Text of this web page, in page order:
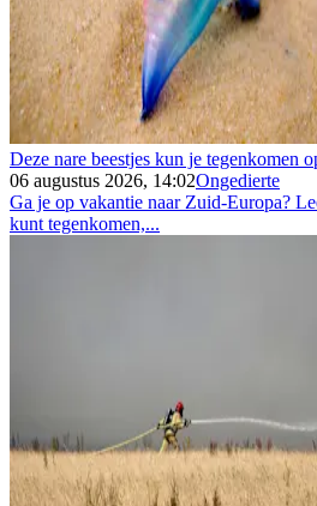
Deze nare beestjes kun je tegenkomen
06 augustus 2026, 14:02Ongedierte
Ga je op vakantie naar Zuid-Europa?
kunt tegenkomen,...